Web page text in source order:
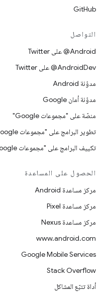
GitHub
التواصل
‎@Android على Twitter
‎@AndroidDev على Twitter
مدوّنة Android
مدوّنة أمان Google
منصّة على "مجموعات Google"
تطوير البرامج على "مجموعات Google"
تكييف البرامج على "مجموعات Google"
الحصول على المساعدة
مركز مساعدة Android
مركز مساعدة Pixel
مركز مساعدة Nexus
www.android.com
Google Mobile Services
Stack Overflow
أداة تتبّع المشاكل